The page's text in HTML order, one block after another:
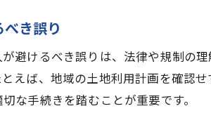
調整区域売却
調整区域の不動産
調整区域売却で
き誤り
避けるべき誤りは、法律や規制の
えば、地域の土地利用計画を確認
な手続きを踏むことが重要です。